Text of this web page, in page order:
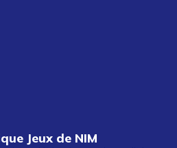
Jeux de NIM